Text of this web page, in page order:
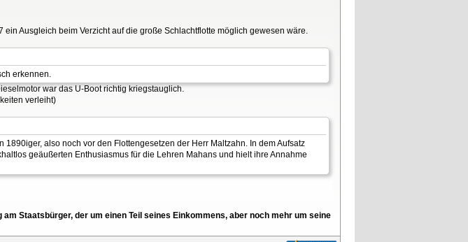
Ausgleich beim Verzicht auf die große Schlachtflotte möglich gewesen wäre.
erkennen.
war das U-Boot richtig kriegstauglich.
verleiht)
also noch vor den Flottengesetzen der Herr Maltzahn. In dem Aufsatz
geäußerten Enthusiasmus für die Lehren Mahans und hielt ihre Annahme
Staatsbürger, der um einen Teil seines Einkommens, aber noch mehr um seine